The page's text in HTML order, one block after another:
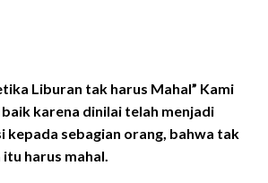
Liburan tak harus Mahal” Kami
karena dinilai telah menjadi
kepada sebagian orang, bahwa tak
harus mahal.